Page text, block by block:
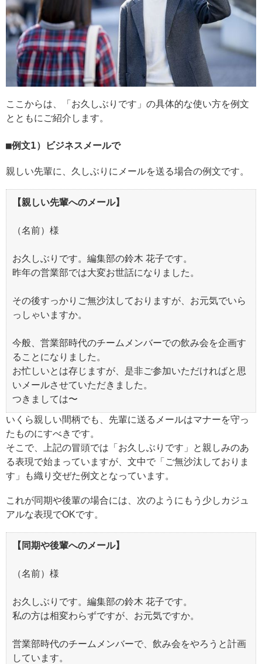
ここからは、「お久しぶりです」の具体的な使い方を例文
とともにご紹介します。
例文1）ビジネスメールで
親しい先輩に、久しぶりにメールを送る場合の例文です。
【親しい先輩へのメール】
（名前）様
お久しぶりです。編集部の鈴木 花子です。
昨年の営業部では大変お世話になりました。
その後すっかりご無沙汰しておりますが、お元気でいら
っしゃいますか。
今般、営業部時代のチームメンバーでの飲み会を企画す
ることになりました。
お忙しいとは存じますが、是非ご参加いただければと思
いメールさせていただきました。
つきましては〜
いくら親しい間柄でも、先輩に送るメールはマナーを守っ
たものにすべきです。
そこで、上記の冒頭では「お久しぶりです」と親しみのあ
る表現で始まっていますが、文中で「ご無沙汰しておりま
す」も織り交ぜた例文となっています。
これが同期や後輩の場合には、次のようにもう少しカジュ
アルな表現でOKです。
【同期や後輩へのメール】
（名前）様
お久しぶりです。編集部の鈴木 花子です。
私の方は相変わらずですが、お元気ですか。
営業部時代のチームメンバーで、飲み会をやろうと計画
しています。